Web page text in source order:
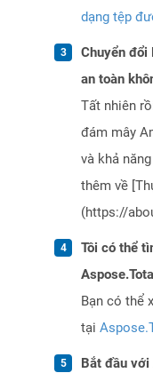
dạng tệp
Chuyển đổi
an toàn
Tất nhiên
đám mây
và khả
thêm về
(https://
Tôi có thể
Bạn có thể
tại
Bắt đầu với